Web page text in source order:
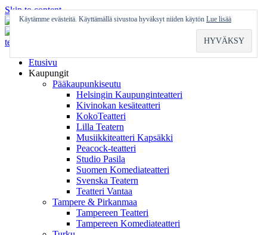
Skip to content
Etusivu
Kaupungit
Pääkaupunkiseutu
Helsingin Kaupunginteatteri
Kivinokan kesäteatteri
KokoTeatteri
Lilla Teatern
Musiikkiteatteri Kapsäkki
Peacock-teatteri
Studio Pasila
Suomen Komediateatteri
Svenska Teatern
Teatteri Vantaa
Tampere & Pirkanmaa
Tampereen Teatteri
Tampereen Komediateatteri
Käytämme evästeitä. Käyttämällä sivustoa hyväksyt niiden käytön Lue lisää